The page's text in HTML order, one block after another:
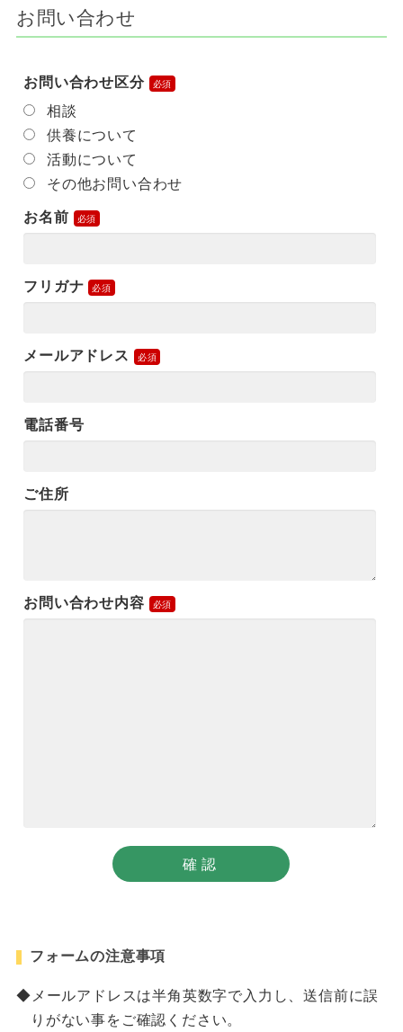
お問い合わせ
お問い合わせ区分
相談
供養について
活動について
その他お問い合わせ
お名前
フリガナ
メールアドレス
電話番号
ご住所
お問い合わせ内容
フォームの注意事項
メールアドレスは半角英数字で入力し、送信前に誤
りがない事をご確認ください。